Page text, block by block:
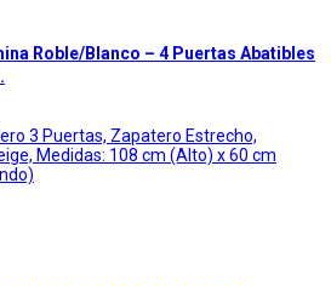
Roble/Blanco – 4 Puertas Abatibles